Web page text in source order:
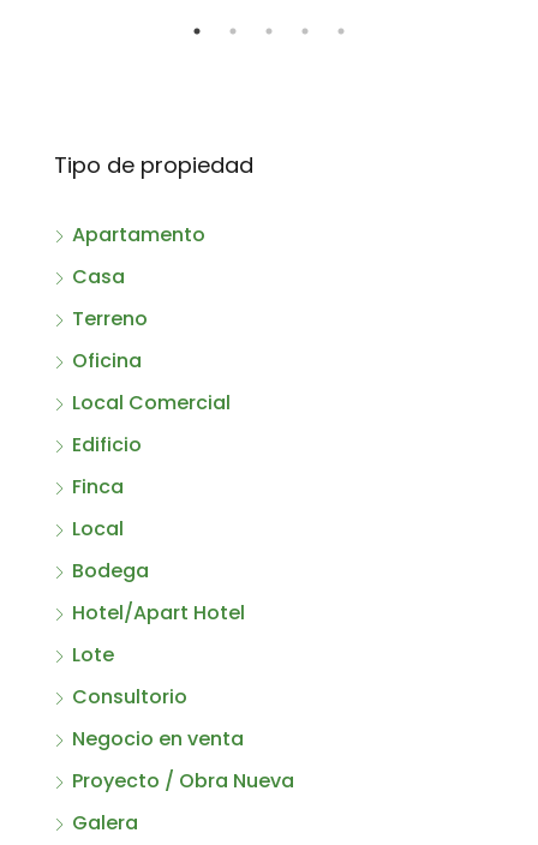
Tipo de propiedad
Apartamento
Casa
Terreno
Oficina
Local Comercial
Edificio
Finca
Local
Bodega
Hotel/Apart Hotel
Lote
Consultorio
Negocio en venta
Proyecto / Obra Nueva
Galera